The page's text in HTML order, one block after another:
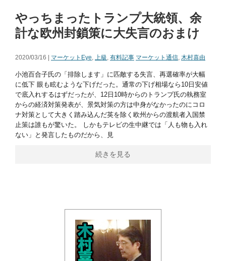
やっちまったトランプ大統領、余
計な欧州封鎖策に大失言のおまけ
2020/03/16 | マーケットEye, 上級, 有料記事 マーケット通信, 木村喜由
小池百合子氏の「排除します」に匹敵する失言、再選確率が大幅
に低下 眼も眩むような下げだった。通常の下げ相場なら10日安値
で底入れするはずだったが、12日10時からのトランプ氏の執務室
からの経済対策発表が、景気対策の方は中身がなかったのにコロ
ナ対策として大きく踏み込んだ英を除く欧州からの渡航者入国禁
止策は誰もが驚いた。 しかもテレビの生中継では「人も物も入れ
ない」と発言したものだから、見
続きを見る